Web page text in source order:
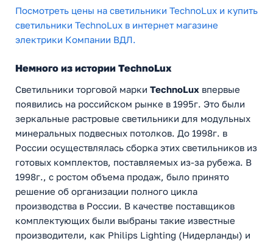
Посмотреть цены на светильники TechnoLux и купить
светильники TechnoLux в интернет магазине
электрики Компании ВДЛ.
Немного из истории TechnoLux
Светильники торговой марки TechnoLux впервые
появились на российском рынке в 1995г. Это были
зеркальные растровые светильники для модульных
минеральных подвесных потолков. До 1998г. в
России осуществлялась сборка этих светильников из
готовых комплектов, поставляемых из-за рубежа. В
1998г., с ростом объема продаж, было принято
решение об организации полного цикла
производства в России. В качестве поставщиков
комплектующих были выбраны такие известные
производители, как Philips Lighting (Нидерланды) и